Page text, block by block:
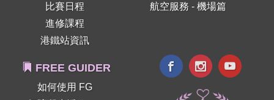
比賽日程
進修課程
港鐵站資訊
航空服務 - 機場篇
FREE GUIDER
如何使用 FG